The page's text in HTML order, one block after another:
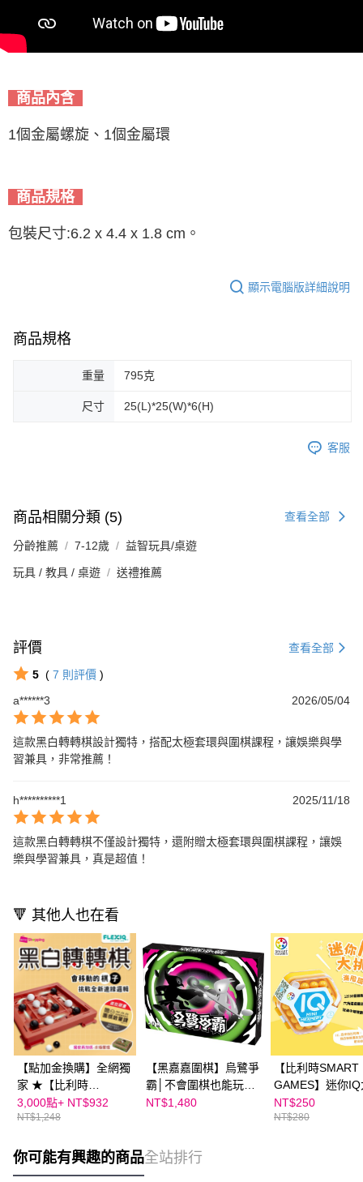
商品內含
1個金屬螺旋、1個金屬環
商品規格
包裝尺寸:6.2 x 4.4 x 1.8 cm。
顯示電腦版詳細說明
商品規格
重量 795克
尺寸 25(L)*25(W)*6(H)
客服
商品相關分類 (5) 查看全部
分齡推薦 7-12歲 益智玩具/桌遊
玩具 / 教具 / 桌遊 送禮推薦
評價 查看全部
5 ( 7 則評價 )
a******3
2026/05/04
這款黑白轉轉棋設計獨特，搭配太極套環與圍棋課程，讓娛樂與學
習兼具，非常推薦！
h**********1 2025/11/18
這款黑白轉轉棋不僅設計獨特，還附贈太極套環與圍棋課程，讓娛
樂與學習兼具，真是超值！
🔻 其他人也在看
【點加金換購】全網獨
家 ★【比利時
FlexiQ】 黑白轉轉棋
｜加贈太極套環 x 限量
室啟蒙課（價值$590 )
3,000點+ NT$932
NT$1,248
【黑嘉嘉圍棋】烏鷺爭
霸│不會圍棋也能玩！
全球首款圍棋卡牌桌遊
NT$1,480
【比利時SMART
GAMES】迷你IQ
戰｜進階篇（顏
出貨）
NT$250
NT$280
你可能有興趣的商品全站排行